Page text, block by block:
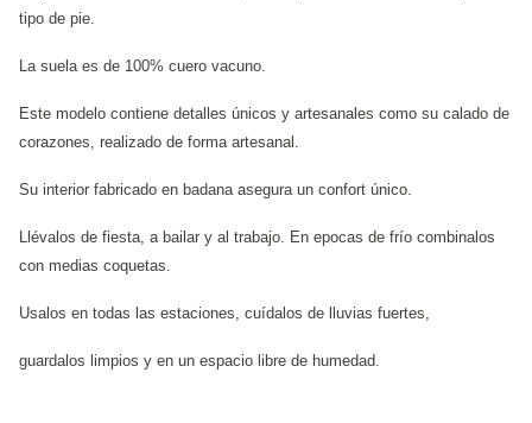
tipo de pie.
La suela es de 100% cuero vacuno.
Este modelo contiene detalles únicos y artesanales como su calado de
corazones, realizado de forma artesanal.
Su interior fabricado en badana asegura un confort único.
Llévalos de fiesta, a bailar y al trabajo. En epocas de frío combinalos
con medias coquetas.
Usalos en todas las estaciones, cuídalos de lluvias fuertes,
guardalos limpios y en un espacio libre de humedad.